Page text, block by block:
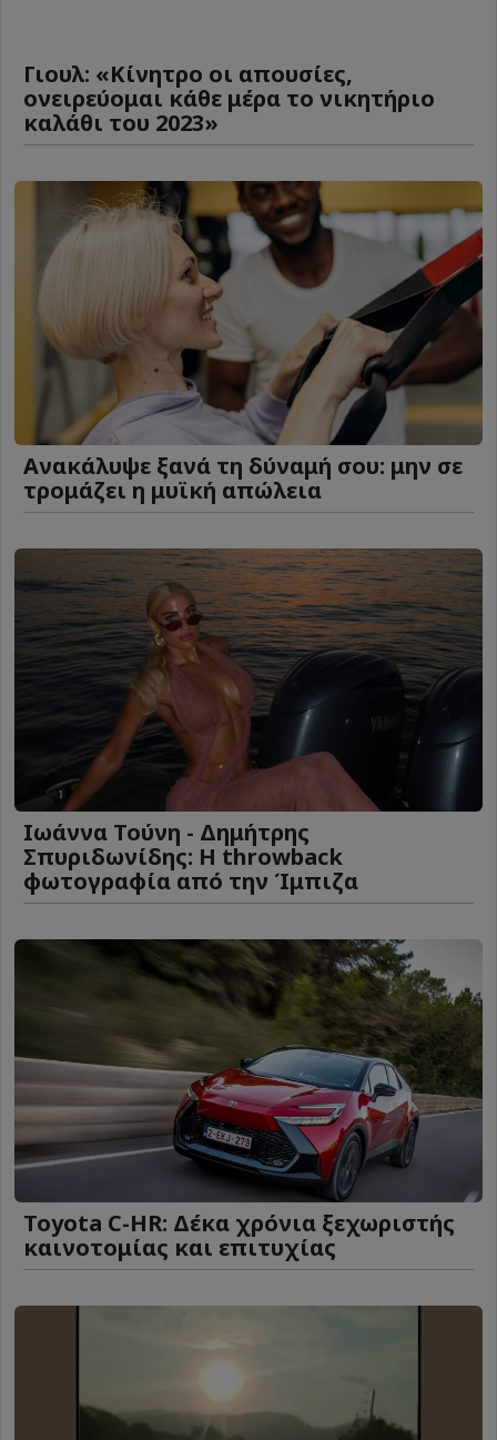
Γιουλ: «Κίνητρο οι απουσίες,
ονειρεύομαι κάθε μέρα το νικητήριο
καλάθι του 2023»
Ανακάλυψε ξανά τη δύναμή σου: μην σε
τρομάζει η μυϊκή απώλεια
Ιωάννα Τούνη - Δημήτρης
Σπυριδωνίδης: Η throwback
φωτογραφία από την Ίμπιζα
Toyota C-HR: Δέκα χρόνια ξεχωριστής
καινοτομίας και επιτυχίας